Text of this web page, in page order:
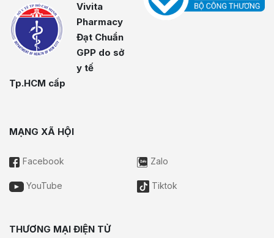
Vivita
Pharmacy
Đạt Chuẩn
GPP do sở
y tế
Tp.HCM cấp
MẠNG XÃ HỘI
Facebook Zalo
YouTube Tiktok
THƯƠNG MẠI ĐIỆN TỬ